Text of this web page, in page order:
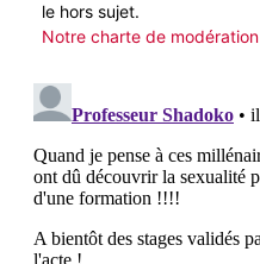
le hors sujet.
Notre charte de modération